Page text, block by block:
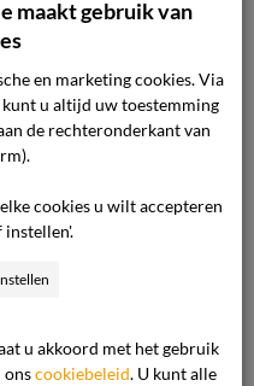
van Makelaars
voor
voor
maakt gebruik van
en marketing cookies. Via
u altijd uw toestemming
de rechteronderkant van
cookies u wilt accepteren
u akkoord met het gebruik
onscookiebeleid. U kunt alle